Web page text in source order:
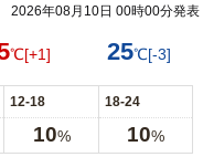
2026年08月10日 00時00分発表
℃[+1] 25℃[-3]
12-18 18-24
10% 10%